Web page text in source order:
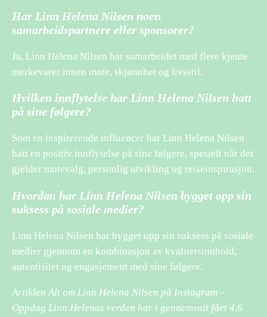
Har Linn Helena Nilsen noen
samarbeidspartnere eller sponsorer?
Ja, Linn Helena Nilsen har samarbeidet med flere kjente
merkevarer innen mote, skjønnhet og livsstil.
Hvilken innflytelse har Linn Helena Nilsen hatt
på sine følgere?
Som en inspirerende influencer har Linn Helena Nilsen
hatt en positiv innflytelse på sine følgere, spesielt når det
gjelder motevalg, personlig utvikling og reiseinspirasjon.
Hvordan har Linn Helena Nilsen bygget opp sin
suksess på sosiale medier?
Linn Helena Nilsen har bygget opp sin suksess på sosiale
medier gjennom en kombinasjon av kvalitetsinnhold,
autentisitet og engasjement med sine følgere.
Artiklen Alt om Linn Helena Nilsen på Instagram –
Oppdag Linn Helenas verden har i gennemsnit fået 4.6